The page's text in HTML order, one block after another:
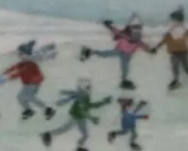
ämnen
Biografi Blogga Bokcirkel
Deckare E-böcker
Filmatiseringar Framsidor